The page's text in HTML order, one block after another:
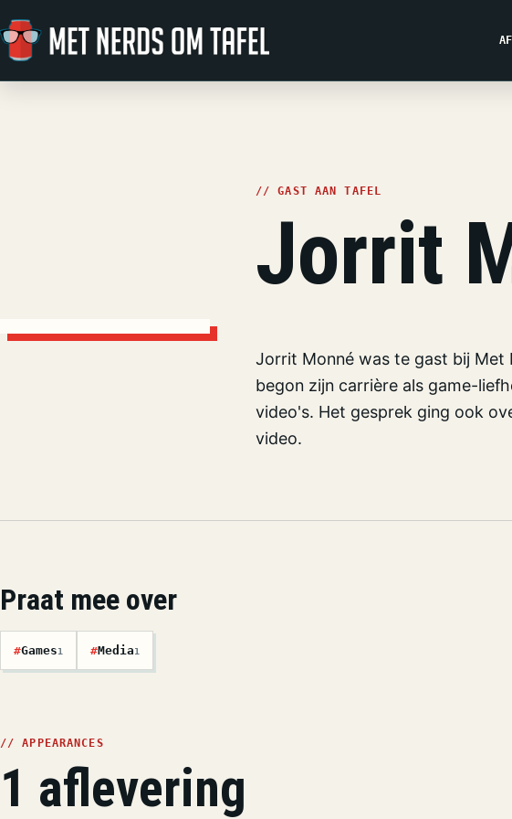
Ga naar de inhoud
// GAST AAN TAFEL
Jorrit
Jorrit Monné was te gast bij Met
begon zijn carrière als game-
video's. Het gesprek ging ook
video.
Praat mee over
#Games1 #Media1
// APPEARANCES
1 aflevering